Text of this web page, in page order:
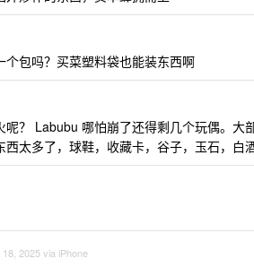
包吗？买菜塑料袋也能装东西啊
呢？ Labubu 哪怕崩了还得剩几个玩偶。大
太多了，球鞋，收藏卡，谷子，玉石，白
2025 via iPhone